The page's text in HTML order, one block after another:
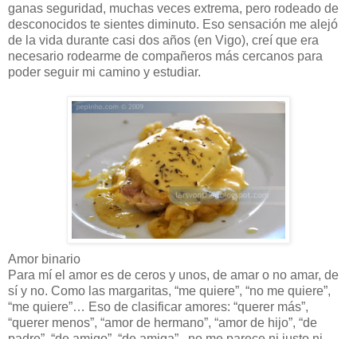
ganas seguridad, muchas veces extrema, pero rodeado de
desconocidos te sientes diminuto. Eso sensación me alejó
de la vida durante casi dos años (en Vigo), creí que era
necesario rodearme de compañeros más cercanos para
poder seguir mi camino y estudiar.
Amor binario
Para mí el amor es de ceros y unos, de amar o no amar, de
sí y no. Como las margaritas, “me quiere”, “no me quiere”,
“me quiere”… Eso de clasificar amores: “querer más”,
“querer menos”, “amor de hermano”, “amor de hijo”, “de